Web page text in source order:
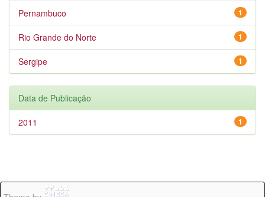
1
Pernambuco
1
Rio Grande do Norte
1
Sergipe
Data de Publicação
1
2011